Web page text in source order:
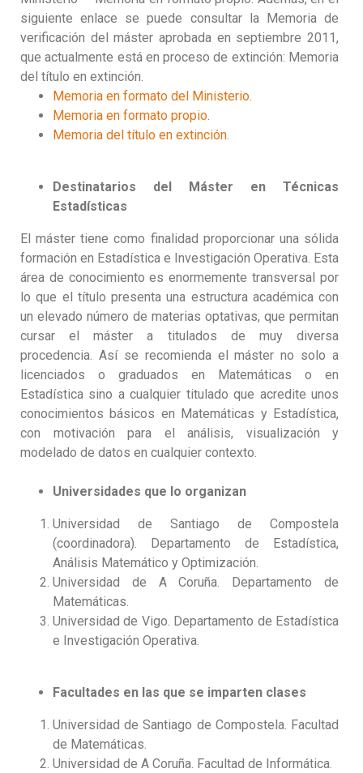
siguiente enlace se puede consultar la Memoria de
verificación del máster aprobada en septiembre 2011,
que actualmente está en proceso de extinción: Memoria
del título en extinción.
Memoria en formato del Ministerio.
Memoria en formato propio.
Memoria del título en extinción.
Destinatarios del Máster en Técnicas
Estadísticas
El máster tiene como finalidad proporcionar una sólida
formación en Estadística e Investigación Operativa. Esta
área de conocimiento es enormemente transversal por
lo que el título presenta una estructura académica con
un elevado número de materias optativas, que permitan
cursar el máster a titulados de muy diversa
procedencia. Así se recomienda el máster no solo a
licenciados o graduados en Matemáticas o en
Estadística sino a cualquier titulado que acredite unos
conocimientos básicos en Matemáticas y Estadística,
con motivación para el análisis, visualización y
modelado de datos en cualquier contexto.
Universidades que lo organizan
Universidad de Santiago de Compostela
(coordinadora). Departamento de Estadística,
Análisis Matemático y Optimización.
Universidad de A Coruña. Departamento de
Matemáticas.
Universidad de Vigo. Departamento de Estadística
e Investigación Operativa.
Facultades en las que se imparten clases
Universidad de Santiago de Compostela. Facultad
de Matemáticas.
Universidad de A Coruña. Facultad de Informática.